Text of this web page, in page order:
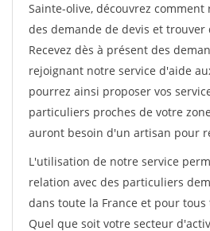
Sainte-olive, découvrez
des demande de devis et trouver
Recevez dès à présent des
rejoignant notre service d'aide
pourrez ainsi proposer vos
particuliers proches de votre
auront besoin d'un artisan pour
L'utilisation de notre service
relation avec des particuliers
dans toute la France et pour tous
Quel que soit votre secteur